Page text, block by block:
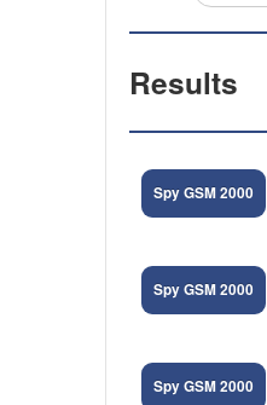
Results
Spy GSM 2000
Spy GSM 2000
Spy GSM 2000